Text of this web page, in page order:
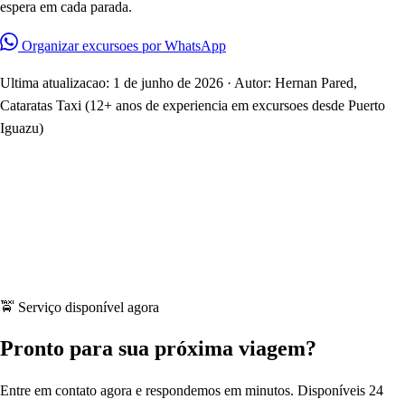
espera em cada parada.
Organizar excursoes por WhatsApp
Ultima atualizacao: 1 de junho de 2026 · Autor: Hernan Pared,
Cataratas Taxi (12+ anos de experiencia em excursoes desde Puerto
Iguazu)
🚖 Serviço disponível agora
Pronto para sua próxima viagem?
Entre em contato agora e respondemos em minutos. Disponíveis 24